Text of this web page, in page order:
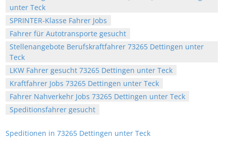
unter Teck
SPRINTER-Klasse Fahrer Jobs
Fahrer für Autotransporte gesucht
Stellenangebote Berufskraftfahrer 73265 Dettingen unter
Teck
LKW Fahrer gesucht 73265 Dettingen unter Teck
Kraftfahrer Jobs 73265 Dettingen unter Teck
Fahrer Nahverkehr Jobs 73265 Dettingen unter Teck
Speditionsfahrer gesucht
Speditionen in 73265 Dettingen unter Teck